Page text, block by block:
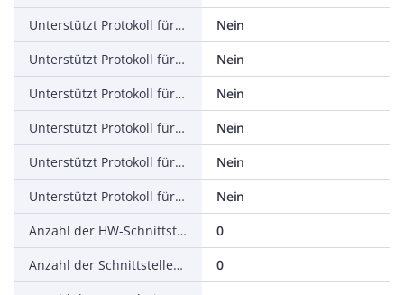
Unterstützt Protokoll für AS-Interface Safety at Work
Nein
Unterstützt Protokoll für DeviceNet Safety
Nein
Unterstützt Protokoll für INTERBUS-Safety
Nein
Unterstützt Protokoll für PROFIsafe
Nein
Unterstützt Protokoll für SafetyBUS p
Nein
Unterstützt Protokoll für sonstige Bussysteme
Nein
Anzahl der HW-Schnittstellen Industrial Ethernet
0
Anzahl der Schnittstellen PROFINET
0